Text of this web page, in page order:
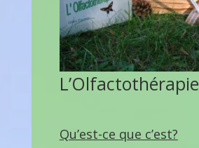
L’Olfactothérapie
Qu’est-ce que c’est?